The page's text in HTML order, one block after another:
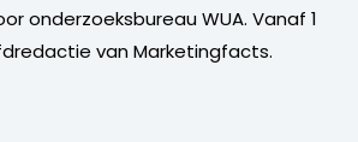
onderzoeksbureau WUA. Vanaf 1
van Marketingfacts.